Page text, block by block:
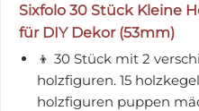
Sixfolo 30 Stück Kleine
für DIY Dekor (53mm)
👦 30 Stück mit 2
holzfiguren. 15
holzfiguren puppen